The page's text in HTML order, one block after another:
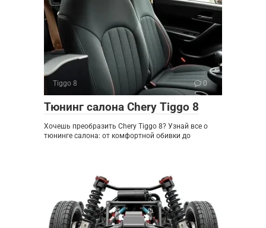
Tiggo 8 0
Тюнинг салона Chery Tiggo 8
Хочешь преобразить Chery Tiggo 8? Узнай все о
тюнинге салона: от комфортной обивки до